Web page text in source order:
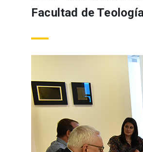
Facultad de